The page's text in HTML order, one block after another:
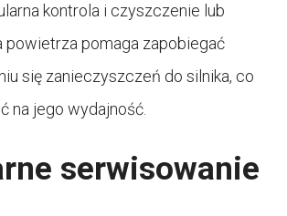
kontrola i czyszczenie lub
powietrza pomaga zapobiegać
się zanieczyszczeń do silnika, co
na jego wydajność.
serwisowanie